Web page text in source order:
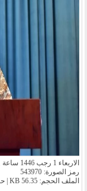
الاربعاء 1 رجب 1446 ساعة 11:11
رمز الصورة: 543970
الملف الحجم: 56.35 KB | حجم الصورة: 640 * 427